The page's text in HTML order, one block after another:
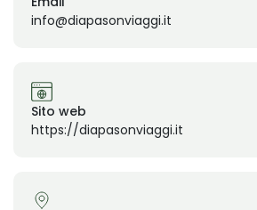
info@diapasonviaggi.it
Sito web
https://diapasonviaggi.it